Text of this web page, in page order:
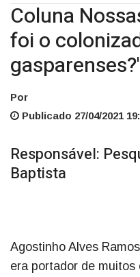
Coluna
foi o
gasparenses?'
Por
Publicado 27/04/2021
Responsável:
Baptista
Agostinho Alves
era portador de